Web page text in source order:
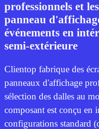
professionnels et
panneau
événements en
semi-extérieure
Clientop fabrique des
panneaux d'affichage
sélection des dalles au
composant est conçu en
configurations standard